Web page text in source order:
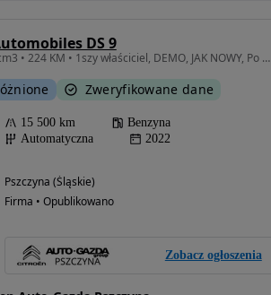
DS 9
1598 cm3 • 224 KM • 1szy właściciel, DEMO, JAK NOWY, Po serwisie
Zweryfikowane dane
15 500 km
Benzyna
Automatyczna
2022
Pszczyna (Śląskie)
Firma • Opublikowano
Zobacz ogłoszenia